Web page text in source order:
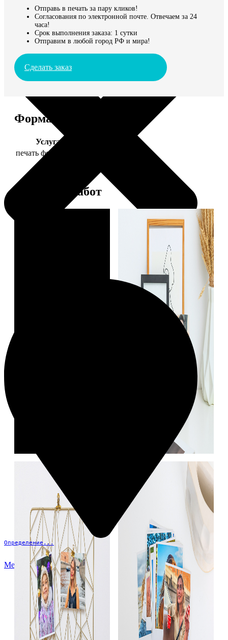
Определение...
Меню
Отправь в печать за пару кликов!
Согласования по электронной почте. Отвечаем за 24
часа!
Срок выполнения заказа: 1 сутки
Отправим в любой город РФ и мира!
Сделать заказ
Форматы и цены
Услуга
печать фото 20х30
Примеры работ